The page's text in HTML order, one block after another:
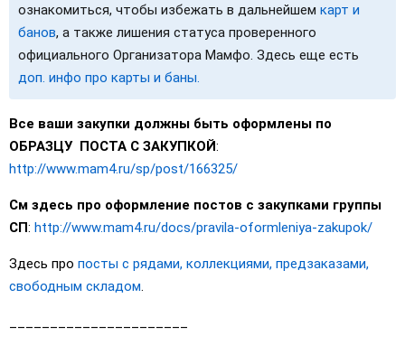
ознакомиться, чтобы избежать в дальнейшем карт и
банов, а также лишения статуса проверенного
официального Организатора Мамфо. Здесь еще есть
доп. инфо про карты и баны.
Все ваши закупки должны быть оформлены по
ОБРАЗЦУ ПОСТА С ЗАКУПКОЙ:
http://www.mam4.ru/sp/post/166325/
См здесь про оформление постов с закупками группы
СП: http://www.mam4.ru/docs/pravila-oformleniya-zakupok/
Здесь про посты с рядами, коллекциями, предзаказами,
свободным складом.